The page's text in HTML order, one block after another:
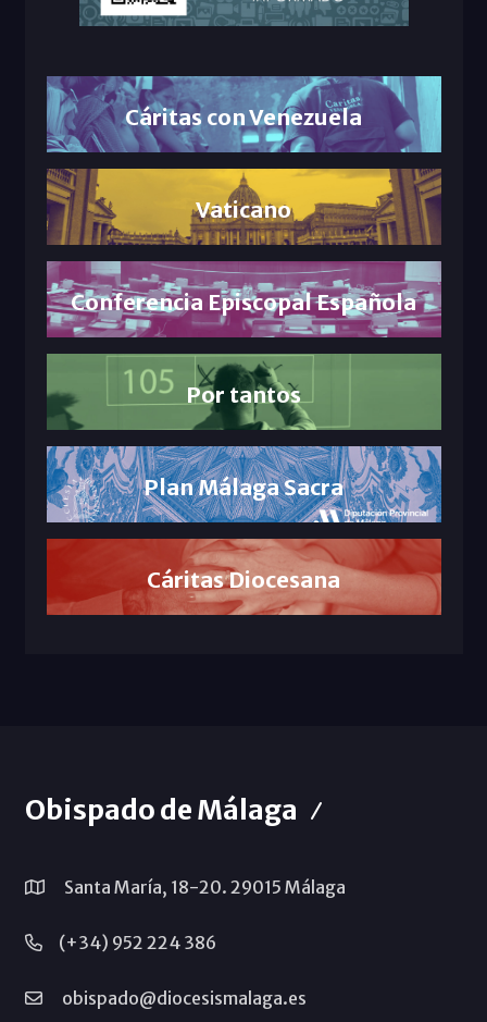
Cáritas con Venezuela
Vaticano
Conferencia Episcopal Española
Por tantos
Plan Málaga Sacra
Cáritas Diocesana
Obispado de Málaga
Santa María, 18-20. 29015 Málaga
(+34) 952 224 386
obispado@diocesismalaga.es